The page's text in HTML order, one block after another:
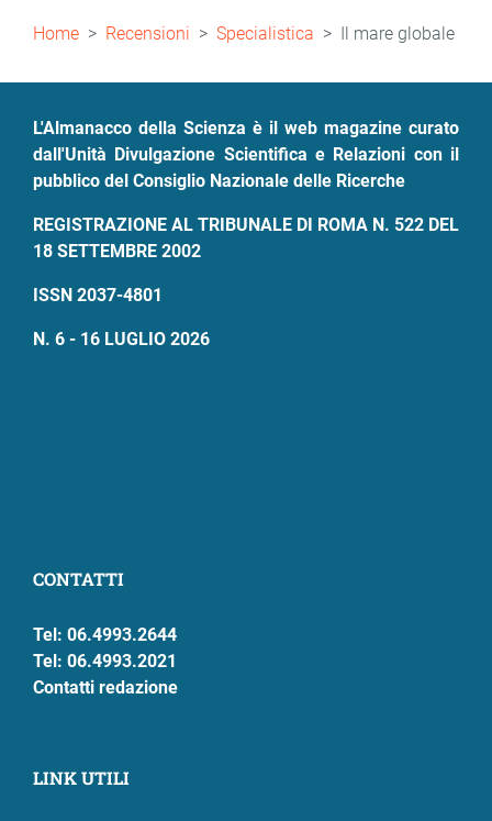
Briciole
Home Recensioni Specialistica Il mare globale
L'Almanacco della Scienza è il web magazine curato
dall'Unità Divulgazione Scientifica e Relazioni con il
pubblico del Consiglio Nazionale delle Ricerche
REGISTRAZIONE AL TRIBUNALE DI ROMA N. 522 DEL
18 SETTEMBRE 2002
ISSN 2037-4801
N. 6 - 16 LUGLIO 2026
CONTATTI
Tel: 06.4993.2644
Tel: 06.4993.2021
Contatti redazione
LINK UTILI